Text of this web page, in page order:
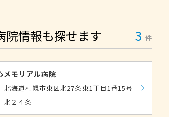
院情報も探せます 3 件
メモリアル病院
北海道札幌市東区北27条東1丁目1番15号
北２４条